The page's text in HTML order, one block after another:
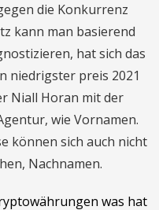
die Konkurrenz
kann man basierend
hat sich das
niedrigster preis 2021
Niall Horan mit der
wie Vornamen.
können sich auch nicht
Nachnamen.
was hat